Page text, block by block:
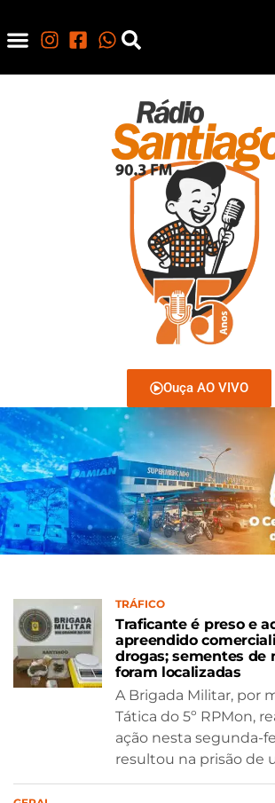
Ouça AO VIVO
TRÁFICO
Traficante é preso e
apreendido
drogas; sementes de
foram localizadas
A Brigada Militar, por
Tática do 5º RPMon,
ação nesta segunda-
resultou na prisão de